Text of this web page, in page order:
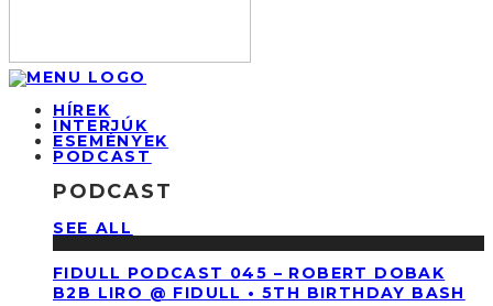
HÍREK
INTERJÚK
ESEMÉNYEK
PODCAST
PODCAST
SEE ALL
FIDULL PODCAST 045 – ROBERT DOBAK
B2B LIRO @ FIDULL • 5TH BIRTHDAY BASH